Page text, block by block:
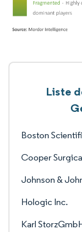
Liste
Boston
Cooper
Johnson &
Hologic Inc.
Karl